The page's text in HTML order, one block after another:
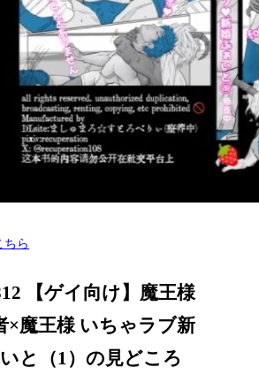
ちら
【ゲイ向け】魔王様
×魔王様 いちゃラブ新
と（1）の見どころ